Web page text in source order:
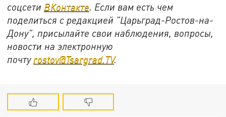
соцсети ВКонтакте. Если вам есть чем
поделиться с редакцией "Царьград-Ростов-на-
Дону", присылайте свои наблюдения, вопросы,
новости на электронную
почту rostov@Tsargrad.ТV.